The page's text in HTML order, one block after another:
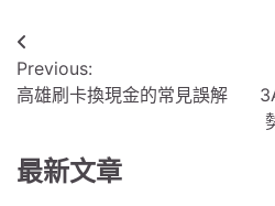
文
章
覽
Previous:
高雄刷卡換現金的常見誤解
最新文章